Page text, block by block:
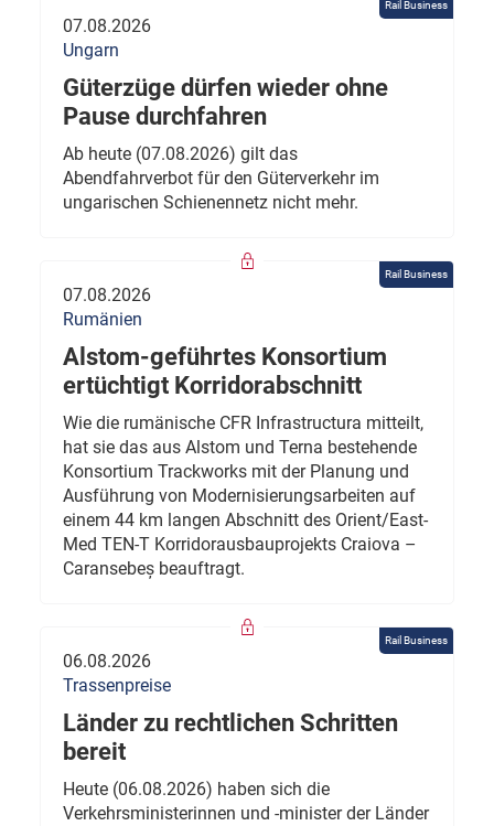
Rail Business
07.08.2026
Ungarn
Güterzüge dürfen wieder ohne
Pause durchfahren
Ab heute (07.08.2026) gilt das
Abendfahrverbot für den Güterverkehr im
ungarischen Schienennetz nicht mehr.
Rail Business
07.08.2026
Rumänien
Alstom-geführtes Konsortium
ertüchtigt Korridorabschnitt
Wie die rumänische CFR Infrastructura mitteilt,
hat sie das aus Alstom und Terna bestehende
Konsortium Trackworks mit der Planung und
Ausführung von Modernisierungsarbeiten auf
einem 44 km langen Abschnitt des Orient/East-
Med TEN-T Korridorausbauprojekts Craiova –
Caransebeș beauftragt.
Rail Business
06.08.2026
Trassenpreise
Länder zu rechtlichen Schritten
bereit
Heute (06.08.2026) haben sich die
Verkehrsministerinnen und -minister der Länder